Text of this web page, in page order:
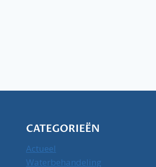
CATEGORIEËN
Actueel
Waterbehandeling